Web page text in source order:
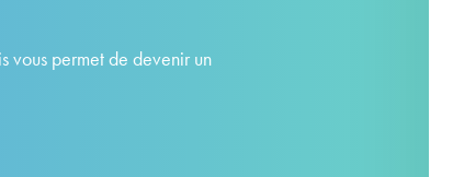
vous permet de devenir un